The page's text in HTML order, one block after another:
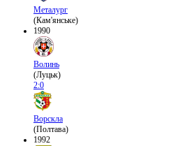
Металург
(Кам'янське)
1990
Волинь
(Луцьк)
2:0
Ворскла
(Полтава)
1992